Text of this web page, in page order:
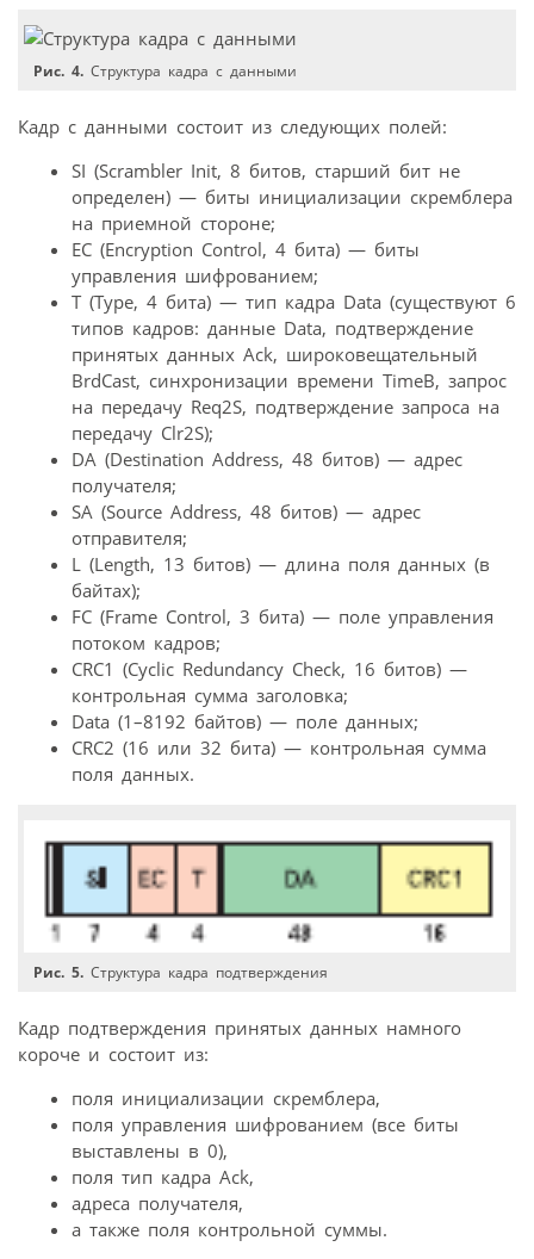
Рис. 4. Структура кадра с данными
Кадр с данными состоит из следующих полей:
SI (Scrambler Init, 8 битов, старший бит не
определен) — биты инициализации скремблера
на приемной стороне;
EC (Encryption Control, 4 бита) — биты
управления шифрованием;
T (Type, 4 бита) — тип кадра Data (существуют 6
типов кадров: данные Data, подтверждение
принятых данных Ack, широковещательный
BrdCast, синхронизации времени TimeB, запрос
на передачу Req2S, подтверждение запроса на
передачу Clr2S);
DA (Destination Address, 48 битов) — адрес
получателя;
SA (Source Address, 48 битов) — адрес
отправителя;
L (Length, 13 битов) — длина поля данных (в
байтах);
FC (Frame Control, 3 бита) — поле управления
потоком кадров;
CRC1 (Cyclic Redundancy Check, 16 битов) —
контрольная сумма заголовка;
Data (1–8192 байтов) — поле данных;
CRC2 (16 или 32 бита) — контрольная сумма
поля данных.
Рис. 5. Структура кадра подтверждения
Кадр подтверждения принятых данных намного
короче и состоит из:
поля инициализации скремблера,
поля управления шифрованием (все биты
выставлены в 0),
поля тип кадра Ack,
адреса получателя,
а также поля контрольной суммы.